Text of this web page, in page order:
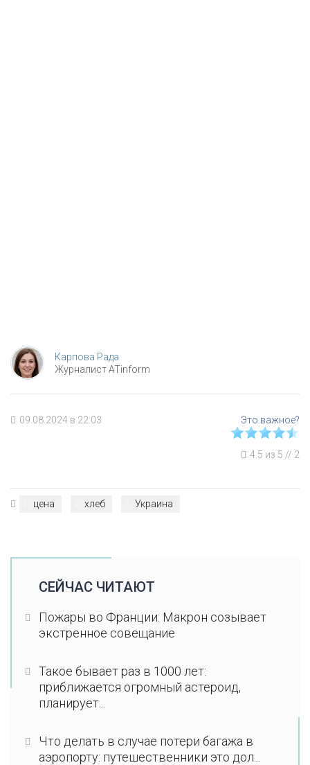
Карпова Рада
Журналист ATinform
09.08.2024 в 22:03
4.5 из 5 // 2
цена хлеб Украина
СЕЙЧАС ЧИТАЮТ
Пожары во Франции: Макрон созывает
экстренное совещание
Такое бывает раз в 1000 лет:
приближается огромный астероид,
планирует...
Что делать в случае потери багажа в
аэропорту: путешественники это дол...